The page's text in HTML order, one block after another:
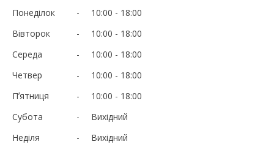
Понеділок 10:00
18:00
Вівторок
10:00
18:00
Середа
10:00
18:00
Четвер
10:00
18:00
Пʼятниця
10:00
18:00
Субота
Вихідний
Неділя
Вихідний